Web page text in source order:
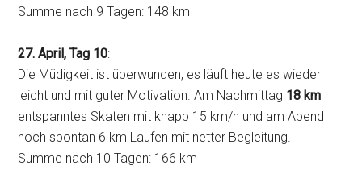
Summe nach 9 Tagen: 148 km
27. April, Tag 10:
Die Müdigkeit ist überwunden, es läuft heute es wieder
leicht und mit guter Motivation. Am Nachmittag 18 km
entspanntes Skaten mit knapp 15 km/h und am Abend
noch spontan 6 km Laufen mit netter Begleitung.
Summe nach 10 Tagen: 166 km